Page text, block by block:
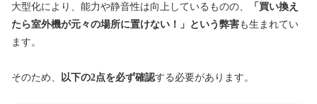
大型化により、能力や静音性は向上しているものの、
「買い換え
たら室外機が元々の場所に置けない！」という弊害も生まれてい
ます。
そのため、 以下の2点を必ず確認する必要があります。